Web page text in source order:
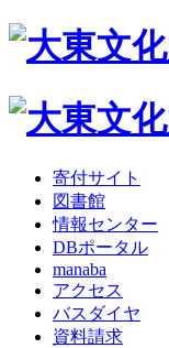
寄付サイト
図書館
情報センター
DBポータル
manaba
アクセス
バスダイヤ
資料請求